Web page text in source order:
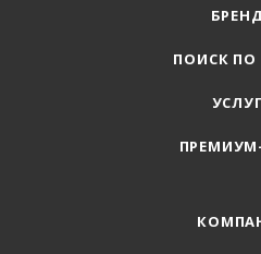
ПОИСК ПО